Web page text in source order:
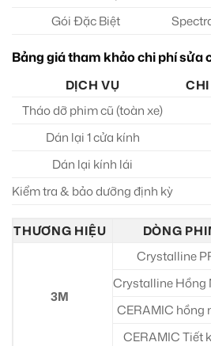
Gói Đặc Biệt
Bảng giá tham khảo chi phí sửa
DỊCH VỤ
Tháo dỡ phim cũ (toàn xe)
Dán lại 1 cửa kính
Dán lại kính lái
Kiểm tra & bảo dưỡng định kỳ
THƯƠNG HIỆU DÒNG
3M
Crystalline
Crystalline Hồng
CERAMIC hồng
CERAMIC Tiết